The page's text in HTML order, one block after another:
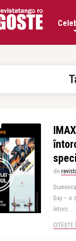
de
Day – o
întorc ..
CITEȘTE